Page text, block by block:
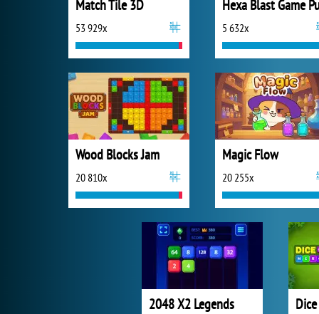
Match Tile 3D
53 929x 5 632x
Wood Blocks Jam
20 810x
Magic Flow
20 255x
2048 X2 Legends